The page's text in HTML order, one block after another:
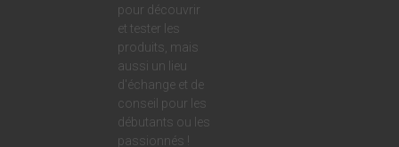
pour découvrir
et tester les
produits, mais
aussi un lieu
d'échange et de
conseil pour les
débutants ou les
passionnés !